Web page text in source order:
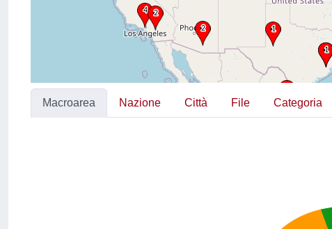
Macroarea Nazione Città File Categoria